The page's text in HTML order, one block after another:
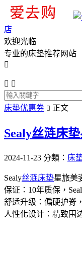
店
欢迎光临
专业的床垫推荐网站

 
床垫优惠券  正文
Sealy丝涟床
2024-11-23 分類： 床
Sealy丝涟床垫星旅美
保证：10年质保，
舒适升级：偏硬护脊
人性化设计：精致围